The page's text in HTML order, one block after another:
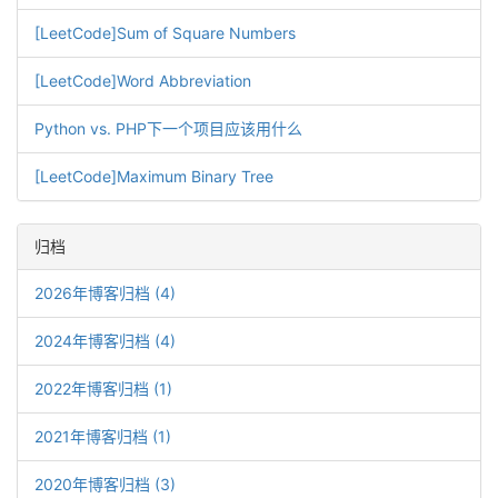
[LeetCode]Sum of Square Numbers
[LeetCode]Word Abbreviation
Python vs. PHP下一个项目应该用什么
[LeetCode]Maximum Binary Tree
归档
2026年博客归档 (4)
2024年博客归档 (4)
2022年博客归档 (1)
2021年博客归档 (1)
2020年博客归档 (3)